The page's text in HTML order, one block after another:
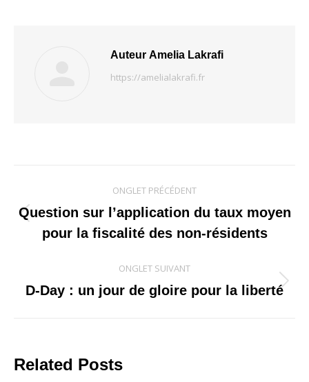
Auteur Amelia Lakrafi
https://amelialakrafi.fr
de
commentaire
ONGLET PRÉCÉDENT
Onglet
précédent
Question sur l’application du taux moyen
pour la fiscalité des non-résidents
ONGLET SUIVANT
Onglet
D-Day : un jour de gloire pour la liberté
Related Posts